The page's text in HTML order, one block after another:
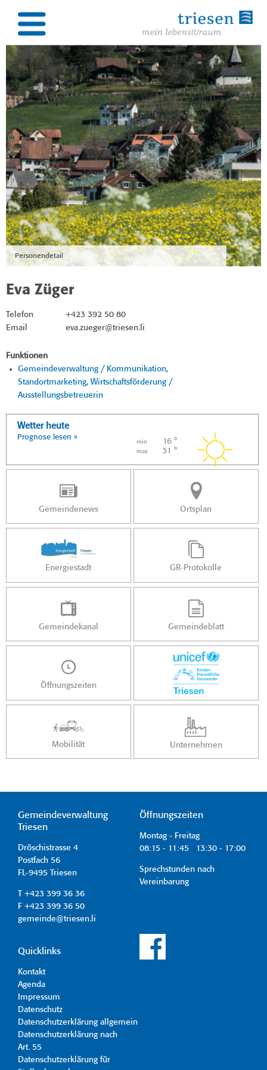
Personendetail
Eva Züger
Telefon
+423 392 50 80
Email
eva.zueger@triesen.li
Funktionen
Gemeindeverwaltung / Kommunikation,
Standortmarketing, Wirtschaftsförderung /
Ausstellungsbetreuerin
Wetter heute
Prognose lesen »
min 16 °
max 31 °
Gemeindenews Ortsplan
Energiestadt GR-Protokolle
Gemeindekanal Gemeindeblatt
Öffnungszeiten
Mobilität Unternehmen
Gemeindeverwaltung
Triesen
Dröschistrasse 4
Postfach 56
FL-9495 Triesen
T +423 399 36 36
F +423 399 36 50
gemeinde@triesen.li
Öffnungszeiten
Montag - Freitag
08:15 - 11:45 13:30 - 17:00
Sprechstunden nach
Vereinbarung
Quicklinks
Kontakt
Agenda
Impressum
Datenschutz
Datenschutzerklärung allgemein
Datenschutzerklärung nach
Art. 55
Datenschutzerklärung für